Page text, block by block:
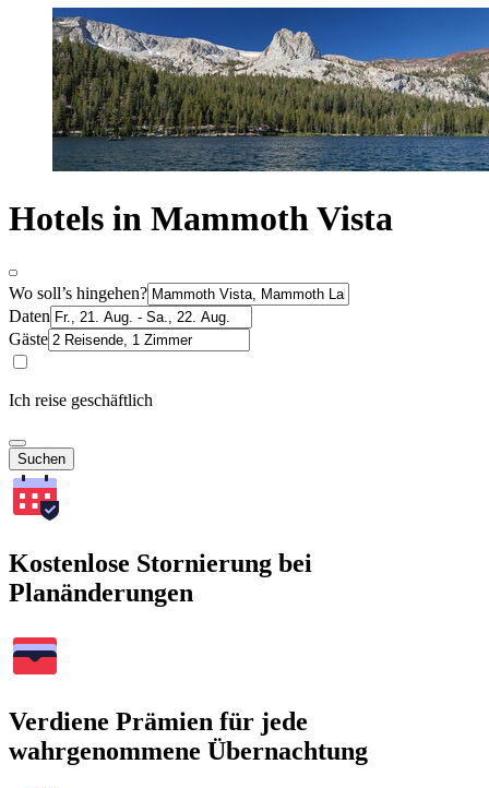
Hotels in Mammoth Vista
Wo soll’s hingehen?
Daten
Gäste
Ich reise geschäftlich
Suchen
Kostenlose Stornierung bei
Planänderungen
Verdiene Prämien für jede
wahrgenommene Übernachtung